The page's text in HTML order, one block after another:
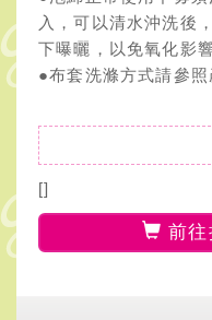
入，可以清水沖洗後
下曝曬，以免氧化影
●布套洗滌方式請參
[]
前往